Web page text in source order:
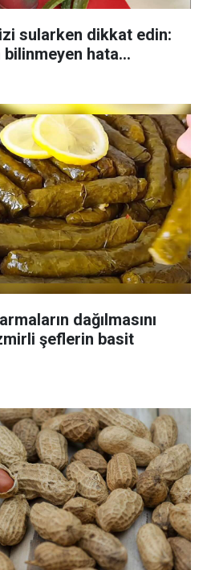
sularken dikkat edin:
hata...
dağılmasını
şeflerin basit